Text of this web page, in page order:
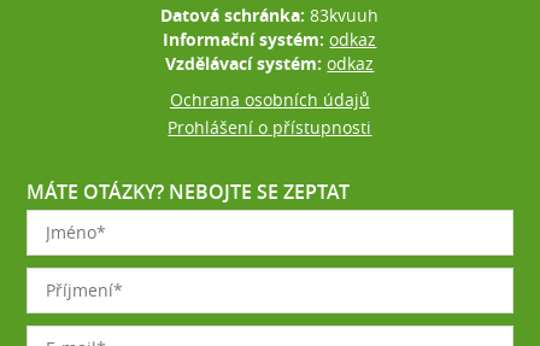
Datová schránka:83kvuuh
Informační systém:odkaz
Vzdělávací systém:odkaz
Ochrana osobních údajů
Prohlášení o přístupnosti
MÁTE OTÁZKY? NEBOJTE SE ZEPTAT